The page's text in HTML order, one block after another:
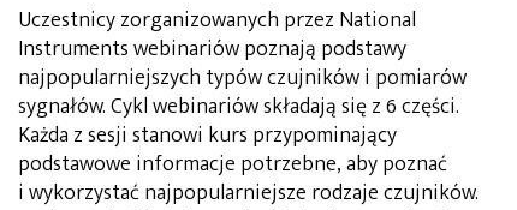
Uczestnicy zorganizowanych przez National
Instruments webinariów poznają podstawy
najpopularniejszych typów czujników i pomiarów
sygnałów. Cykl webinariów składają się z 6 części.
Każda z sesji stanowi kurs przypominający
podstawowe informacje potrzebne, aby poznać
i wykorzystać najpopularniejsze rodzaje czujników.